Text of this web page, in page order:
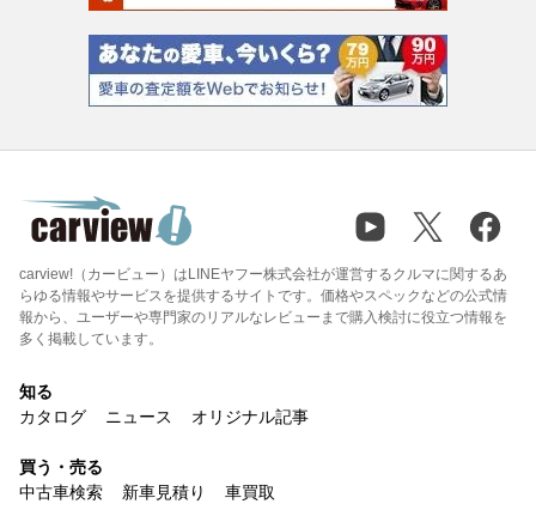
carview!（カービュー）はLINEヤフー株式会社が運営するクルマに関するあ
らゆる情報やサービスを提供するサイトです。価格やスペックなどの公式情
報から、ユーザーや専門家のリアルなレビューまで購入検討に役立つ情報を
多く掲載しています。
知る
カタログ
ニュース オリジナル記事
買う・売る
中古車検索
新車見積り 車買取